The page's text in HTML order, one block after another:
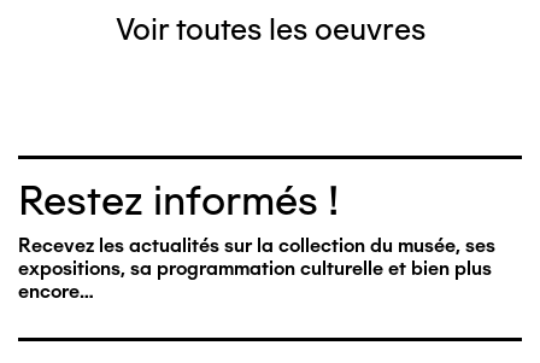
Voir toutes les oeuvres
Restez informés !
Recevez les actualités sur la collection du musée, ses
expositions, sa programmation culturelle et bien plus
encore…